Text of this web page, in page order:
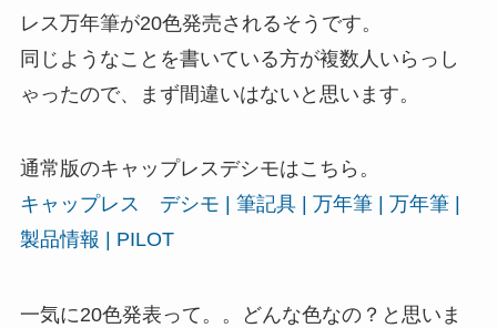
レス万年筆が20色発売されるそうです。
同じようなことを書いている方が複数人いらっし
ゃったので、まず間違いはないと思います。
通常版のキャップレスデシモはこちら。
キャップレス デシモ | 筆記具 | 万年筆 | 万年筆 |
製品情報 | PILOT
一気に20色発表って。。どんな色なの？と思いま